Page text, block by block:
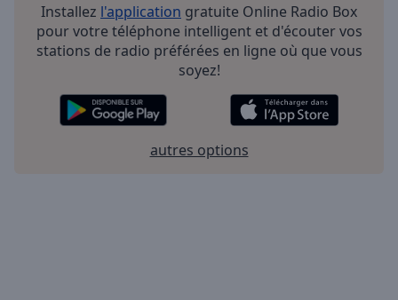
Installez l'application gratuite Online Radio Box
pour votre téléphone intelligent et d'écouter vos
stations de radio préférées en ligne où que vous
soyez!
autres options